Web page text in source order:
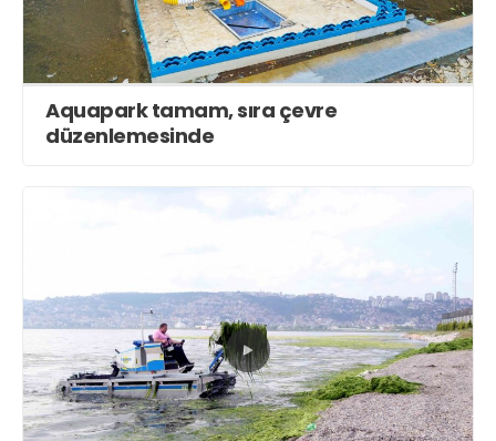
Aquapark tamam, sıra çevre
düzenlemesinde